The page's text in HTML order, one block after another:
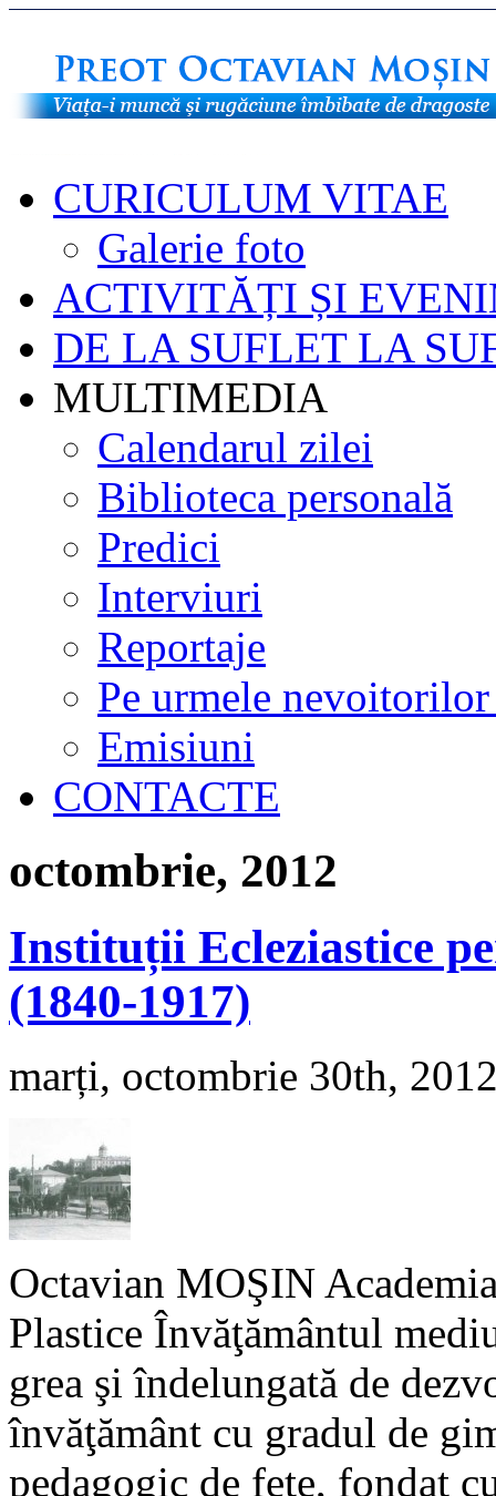
CURICULUM VITAE
Galerie foto
ACTIVITĂȚI ȘI
DE LA SUFLET LA
MULTIMEDIA
Calendarul zilei
Biblioteca personală
Predici
Interviuri
Reportaje
Pe urmele nevoitorilor
Emisiuni
CONTACTE
octombrie, 2012
Instituții Ecleziastice
(1840-1917)
marți, octombrie 30th,
Octavian MOŞIN
Plastice Învăţământul
grea şi îndelungată de
învăţământ cu gradul de
pedagogic de fete, fondat